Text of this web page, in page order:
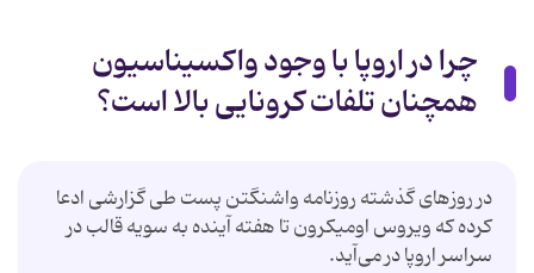
چرا در اروپا با وجود واکسیناسیون
همچنان تلفات کرونایی بالا است؟
در روزهای گذشته روزنامه واشنگتن پست طی گزارشی ادعا
کرده که ویروس اومیکرون تا هفته آینده به سویه قالب در
سراسر اروپا در می‌آید.